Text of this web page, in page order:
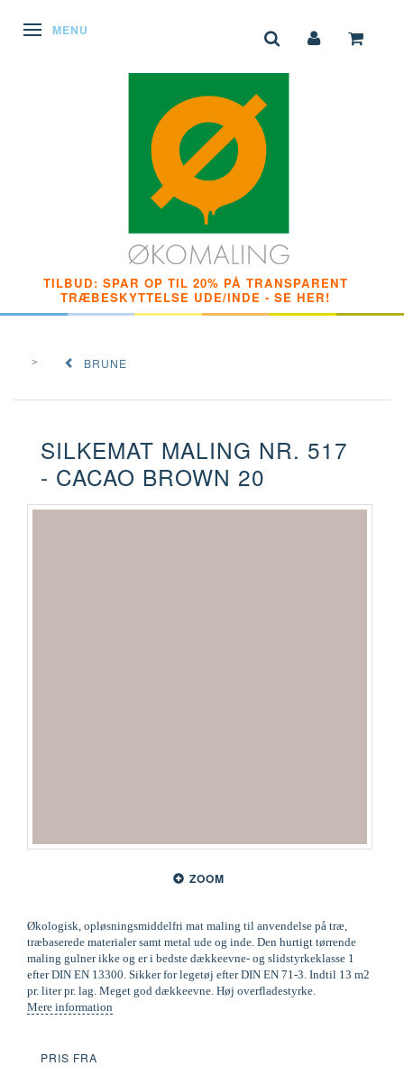
SKIFTE NAVIGATION
MENU
TILBUD: SPAR OP TIL 20% PÅ TRANSPARENT
TRÆBESKYTTELSE UDE/INDE - SE HER!
BRUNE
SILKEMAT MALING NR. 517
- CACAO BROWN 20
ZOOM
Økologisk, opløsningsmiddelfri mat maling til anvendelse på træ,
træbaserede materialer samt metal ude og inde. Den hurtigt tørrende
maling gulner ikke og er i bedste dækkeevne- og slidstyrkeklasse 1
efter DIN EN 13300. Sikker for legetøj efter DIN EN 71-3. Indtil 13 m2
pr. liter pr. lag. Meget god dækkeevne. Høj overfladestyrke.
Mere information
PRIS FRA